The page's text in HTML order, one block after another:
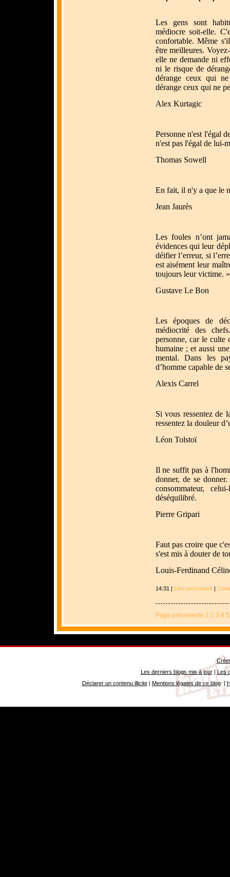
Les gens sont
médiocre soit-elle.
confortable. Même
être meilleures.
elle ne demande ni
ni le risque de
dérange ceux qui
dérange ceux qui ne
Alex Kurtagic
Personne n'est l'égal
n'est pas l'égal de lui-
Thomas Sowell
En fait, il n'y a que le
Jean Jaurès
Les foules n’ont
évidences qui leur
déifier l’erreur, si
est aisément leur
toujours leur victime. »
Gustave Le Bon
Les époques de
médiocrité des
personne, car le culte
humaine ; et aussi
mental. Dans les
d’homme capable de
Alexis Carrel
Si vous ressentez de
ressentez la douleur
Léon Tolstoï
Il ne suffit pas à
donner, de se
consommateur,
déséquilibré.
Pierre Gripari
Faut pas croire que
s'est mis à douter de
Louis-Ferdinand
14:31 | Lien permanent|
Page précédente 1 2 3 4 5
Les derniers blogs mis à jour| Les
Déclarer un contenu illicite| Mentions légales de ce blog|